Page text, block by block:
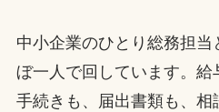
中小企業のひとり総務担当
ぼ一人で回しています。
手続きも、届出書類も、相